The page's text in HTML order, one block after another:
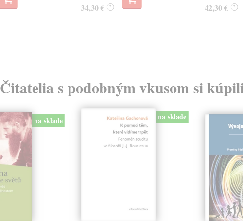
34,30 € ? 42,30 € ?
Čitatelia s podobným vkusom si
na sklade na sklade